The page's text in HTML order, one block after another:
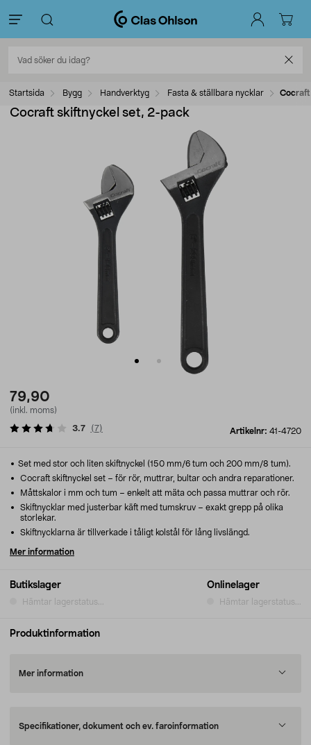
Startsida Bygg Handverktyg Fasta & ställbara nycklar
Cocraft skiftnyckel set, 2-pack
79,90
(inkl. moms)
Artikelnr: 41-4720
3.7 (7)
Butikslager
Hämtar lagerstatus...
Onlinelager
Hämtar lagerstatus...
Set med stor och liten skiftnyckel (150 mm/6 tum och 200 mm/8 tum).
Cocraft skiftnyckel set – för rör, muttrar, bultar och andra reparationer.
Måttskalor i mm och tum – enkelt att mäta och passa muttrar och rör.
Skiftnycklar med justerbar käft med tumskruv – exakt grepp på olika
storlekar.
Skiftnycklarna är tillverkade i tåligt kolstål för lång livslängd.
Mer information
Produktinformation
Mer information
Specifikationer, dokument och ev. faroinformation